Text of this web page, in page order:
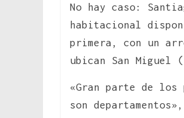
No hay caso:
habitacional
primera, con un
ubican San Miguel
«Gran parte de los
son